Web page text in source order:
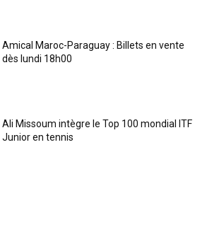
Amical Maroc-Paraguay : Billets en vente
dès lundi 18h00
Ali Missoum intègre le Top 100 mondial ITF
Junior en tennis